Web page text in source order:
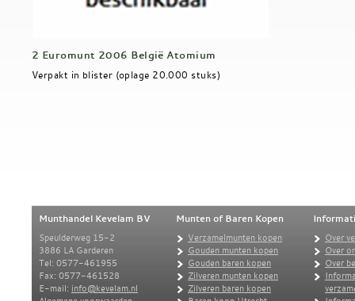
2 Euromunt 2006 België Atomium
Verpakt in blister (oplage 20.000 stuks)
Munthandel Kevelam BV
Speulderweg 15-2
3886 LA Garderen
Tel: 0577-461955
Fax: 0577-461528
E-mail: info@kevelam.nl
Munten of Baren Kopen
Verzamelmunten kopen
Gouden munten kopen
Gouden baren kopen
Zilveren munten kopen
Zilveren baren kopen
Over
Over
Over